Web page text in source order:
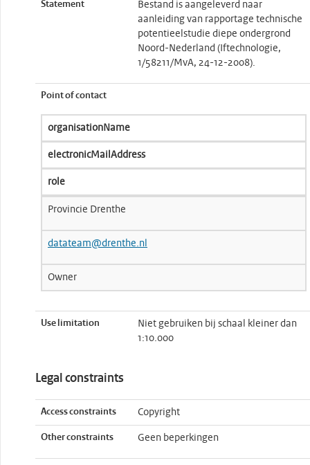
Statement
Bestand is aangeleverd naar
aanleiding van rapportage technische
potentieelstudie diepe ondergrond
Noord-Nederland (Iftechnologie,
1/58211/MvA, 24-12-2008).
Point of contact
organisationName
electronicMailAddress
role
Provincie Drenthe
datateam@drenthe.nl
Owner
Use limitation
Niet gebruiken bij schaal kleiner dan
1:10.000
Legal constraints
Access constraints Copyright
Other constraints Geen beperkingen